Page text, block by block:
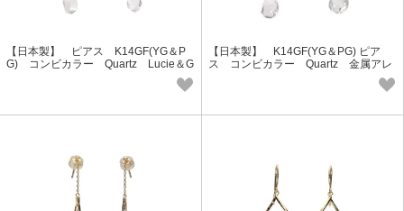
【日本製】 ピアス K14GF(YG＆P
G) コンビカラー Quartz Lucie＆G
【日本製】 K14GF(YG＆PG) ピア
ス コンビカラー Quartz 金属アレ
ルギー対応 Lucie＆G GGF-5029